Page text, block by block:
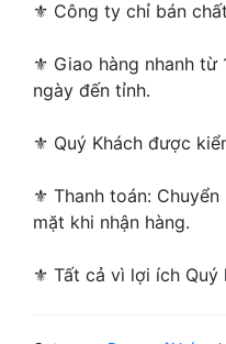
⚜ ️Công ty chỉ bán
⚜ Giao hàng nhanh từ
ngày đến tỉnh.
⚜ Quý Khách được
⚜ Thanh toán:
mặt khi nhận hàng.
⚜ Tất cả vì lợi ích Quý